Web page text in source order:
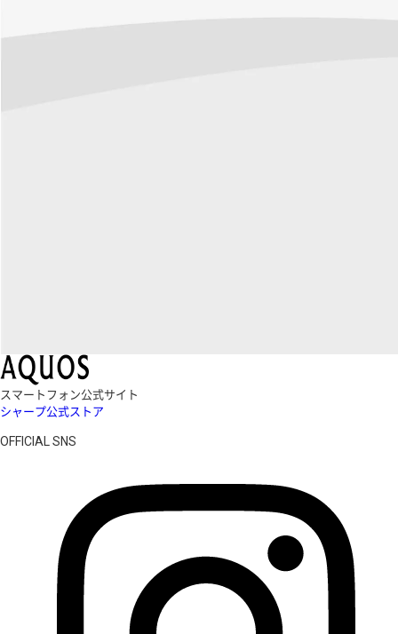
スマートフォン公式サイト
シャープ公式ストア
OFFICIAL SNS